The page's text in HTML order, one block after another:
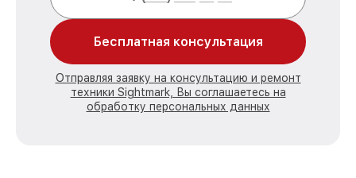
Бесплатная консультация
Отправляя заявку на консультацию и ремонт
техники Sightmark, Вы соглашаетесь на
обработку персональных данных